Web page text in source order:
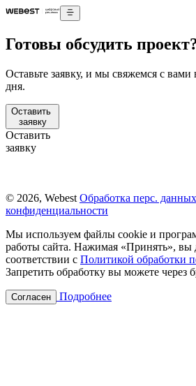
Готовы обсудить
Оставьте заявку, и мы свяжемся с вами
дня.
Оставить
заявку
Оставить
заявку
© 2026, Webest Обработка перс. данных
конфиденциальности
Мы используем файлы cookie и
работы сайта. Нажимая «Принять», вы
соответствии с Политикой обработки
Запретить обработку вы можете через
Согласен Подробнее